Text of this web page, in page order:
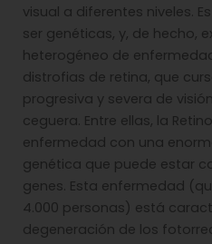
visual a diferentes niveles.
ser genéticas, y, de hecho,
heterogéneo de
distrofias de retina, que
progresiva y severa de
ceguera. Entre ellas, la
enfermedad con una
genética que puede estar
genes. Esta enfermedad
4.000 personas) está
degeneración de los